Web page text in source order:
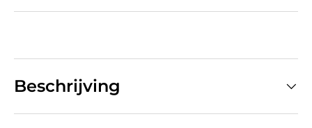
Beschrijving